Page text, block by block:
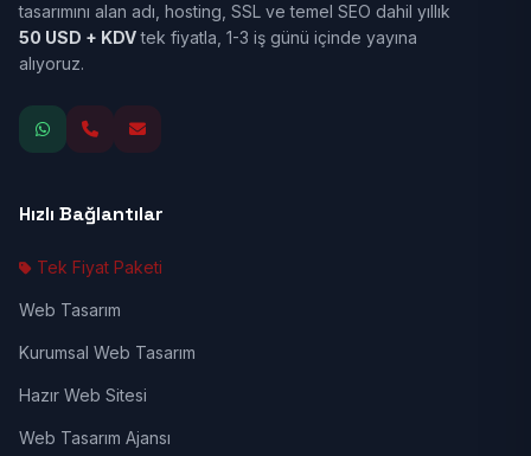
tasarımını alan adı, hosting, SSL ve temel SEO dahil yıllık
50 USD + KDVtek fiyatla, 1-3 iş günü içinde yayına
alıyoruz.
Hızlı Bağlantılar
Tek Fiyat Paketi
Web Tasarım
Kurumsal Web Tasarım
Hazır Web Sitesi
Web Tasarım Ajansı